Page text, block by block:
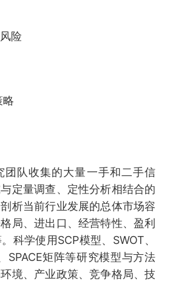
险
略
团队收集的大量一手和二手信
定量调查、定性分析相结合的
析当前行业发展的总体市场容
局、进出口、经营特性、盈利
科学使用SCP模型、SWOT、
SPACE矩阵等研究模型与方法
境、产业政策、竞争格局、技